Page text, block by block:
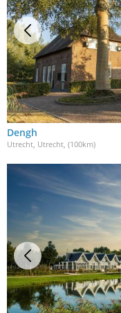
Dengh
Utrecht, Utrecht , (100km)